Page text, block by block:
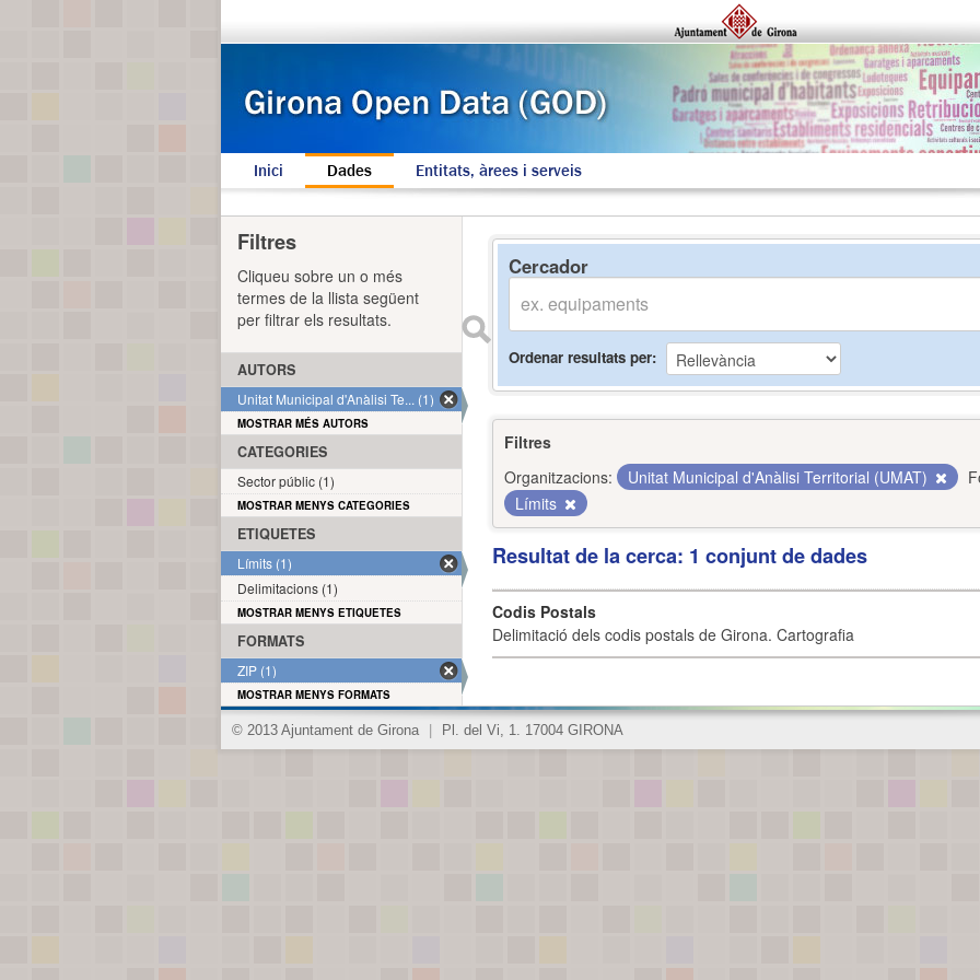
Inici Dades Entitats, àrees i serveis
Cercador
Ordenar resultats per
Filtres
Organitzacions:
Unitat Municipal d'Anàlisi Territorial (UMAT)
Límits
Resultat de la cerca: 1 conjunt de dades
Codis Postals
Delimitació dels codis postals de Girona. Cartografia
Filtres
Cliqueu sobre un o més
termes de la llista següent
per filtrar els resultats.
AUTORS
Unitat Municipal d'Anàlisi Te... (1)
MOSTRAR MÉS AUTORS
CATEGORIES
Sector públic (1)
MOSTRAR MENYS CATEGORIES
ETIQUETES
Límits (1)
Delimitacions (1)
MOSTRAR MENYS ETIQUETES
FORMATS
ZIP (1)
MOSTRAR MENYS FORMATS
© 2013 Ajuntament de Girona Pl. del Vi, 1. 17004 GIRONA